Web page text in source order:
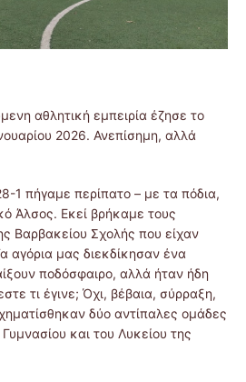
αθλητική εμπειρία έζησε το
2026. Ανεπίσημη, αλλά
1 πήγαμε περίπατο – με τα πόδια,
Άλσος. Εκεί βρήκαμε τους
Βαρβακείου Σχολής που είχαν
αγόρια μας διεκδίκησαν ένα
ποδόσφαιρο, αλλά ήταν ήδη
τι έγινε; Όχι, βέβαια, σύρραξη,
δύο αντίπαλες ομάδες
και του Λυκείου της